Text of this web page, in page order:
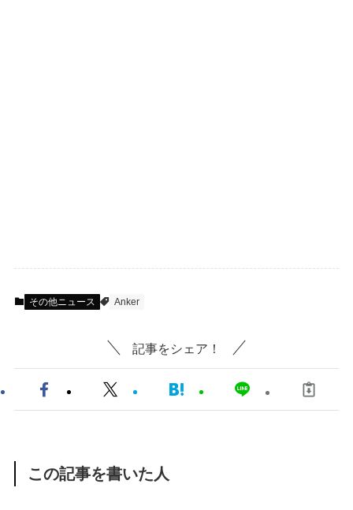
その他ニュース Anker
記事をシェア！
この記事を書いた人